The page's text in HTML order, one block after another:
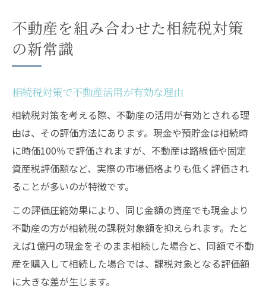
不動産を組み合わせた相続税対策
の新常識
相続税対策で不動産活用が有効な理由
相続税対策を考える際、不動産の活用が有効とされる理
由は、その評価方法にあります。現金や預貯金は相続時
に時価100％で評価されますが、不動産は路線価や固定
資産税評価額など、実際の市場価格よりも低く評価され
ることが多いのが特徴です。
この評価圧縮効果により、同じ金額の資産でも現金より
不動産の方が相続税の課税対象額を抑えられます。たと
えば1億円の現金をそのまま相続した場合と、同額で不動
産を購入して相続した場合では、課税対象となる評価額
に大きな差が生じます。